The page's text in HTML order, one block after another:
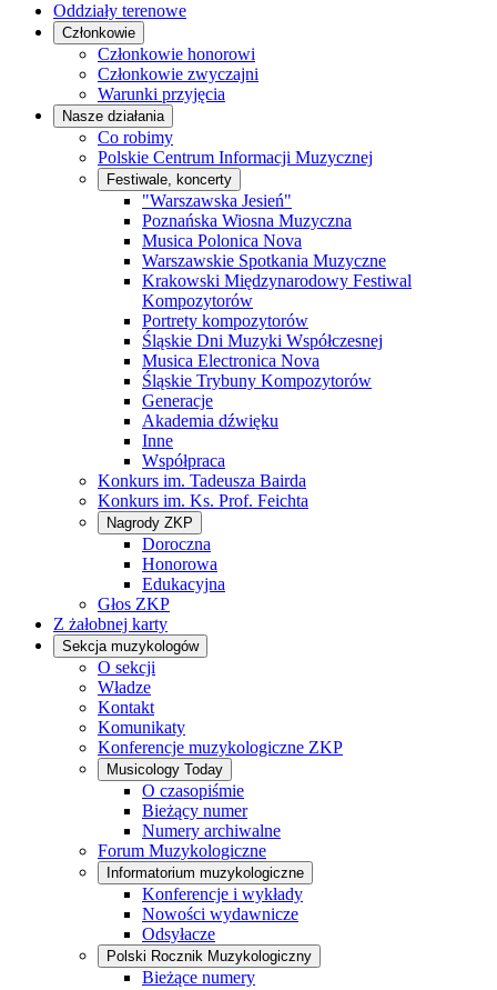
Oddziały terenowe
Członkowie
Członkowie honorowi
Członkowie zwyczajni
Warunki przyjęcia
Nasze działania
Co robimy
Polskie Centrum Informacji Muzycznej
Festiwale, koncerty
"Warszawska Jesień"
Poznańska Wiosna Muzyczna
Musica Polonica Nova
Warszawskie Spotkania Muzyczne
Krakowski Międzynarodowy Festiwal
Kompozytorów
Portrety kompozytorów
Śląskie Dni Muzyki Współczesnej
Musica Electronica Nova
Śląskie Trybuny Kompozytorów
Generacje
Akademia dźwięku
Inne
Współpraca
Konkurs im. Tadeusza Bairda
Konkurs im. Ks. Prof. Feichta
Nagrody ZKP
Doroczna
Honorowa
Edukacyjna
Głos ZKP
Z żałobnej karty
Sekcja muzykologów
O sekcji
Władze
Kontakt
Komunikaty
Konferencje muzykologiczne ZKP
Musicology Today
O czasopiśmie
Bieżący numer
Numery archiwalne
Forum Muzykologiczne
Informatorium muzykologiczne
Konferencje i wykłady
Nowości wydawnicze
Odsyłacze
Polski Rocznik Muzykologiczny
Bieżące numery